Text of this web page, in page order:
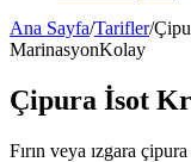
Ana Sayfa/Tarifler/
MarinasyonKolay
Çipura İsot
Fırın veya ızgara